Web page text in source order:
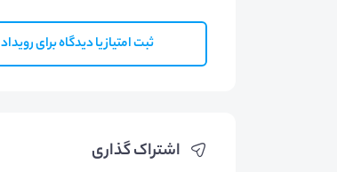
ثبت امتیاز یا دیدگاه برای رویداد
اشتراک گذاری